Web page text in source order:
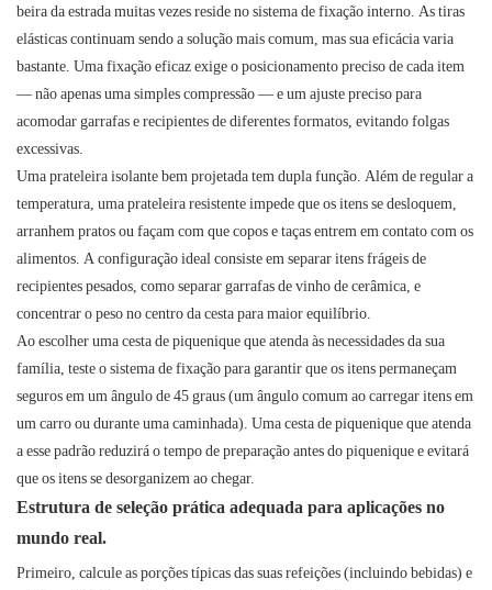
beira da estrada muitas vezes reside no sistema de fixação interno. As tiras
elásticas continuam sendo a solução mais comum, mas sua eficácia varia
bastante. Uma fixação eficaz exige o posicionamento preciso de cada item
— não apenas uma simples compressão — e um ajuste preciso para
acomodar garrafas e recipientes de diferentes formatos, evitando folgas
excessivas.
Uma prateleira isolante bem projetada tem dupla função. Além de regular a
temperatura, uma prateleira resistente impede que os itens se desloquem,
arranhem pratos ou façam com que copos e taças entrem em contato com os
alimentos. A configuração ideal consiste em separar itens frágeis de
recipientes pesados, como separar garrafas de vinho de cerâmica, e
concentrar o peso no centro da cesta para maior equilíbrio.
Ao escolher uma cesta de piquenique que atenda às necessidades da sua
família, teste o sistema de fixação para garantir que os itens permaneçam
seguros em um ângulo de 45 graus (um ângulo comum ao carregar itens em
um carro ou durante uma caminhada). Uma cesta de piquenique que atenda
a esse padrão reduzirá o tempo de preparação antes do piquenique e evitará
que os itens se desorganizem ao chegar.
Estrutura de seleção prática adequada para aplicações no
mundo real.
Primeiro, calcule as porções típicas das suas refeições (incluindo bebidas) e